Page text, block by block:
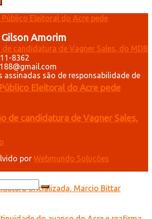
Eleitoral do Acre pede
de candidatura de Vagner Sales,
Amorim
8362
assinadas são de responsabilidade de
por Webmundo Soluções